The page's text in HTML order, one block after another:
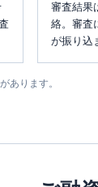
審査結果
絡。審査
が振り込
あります。